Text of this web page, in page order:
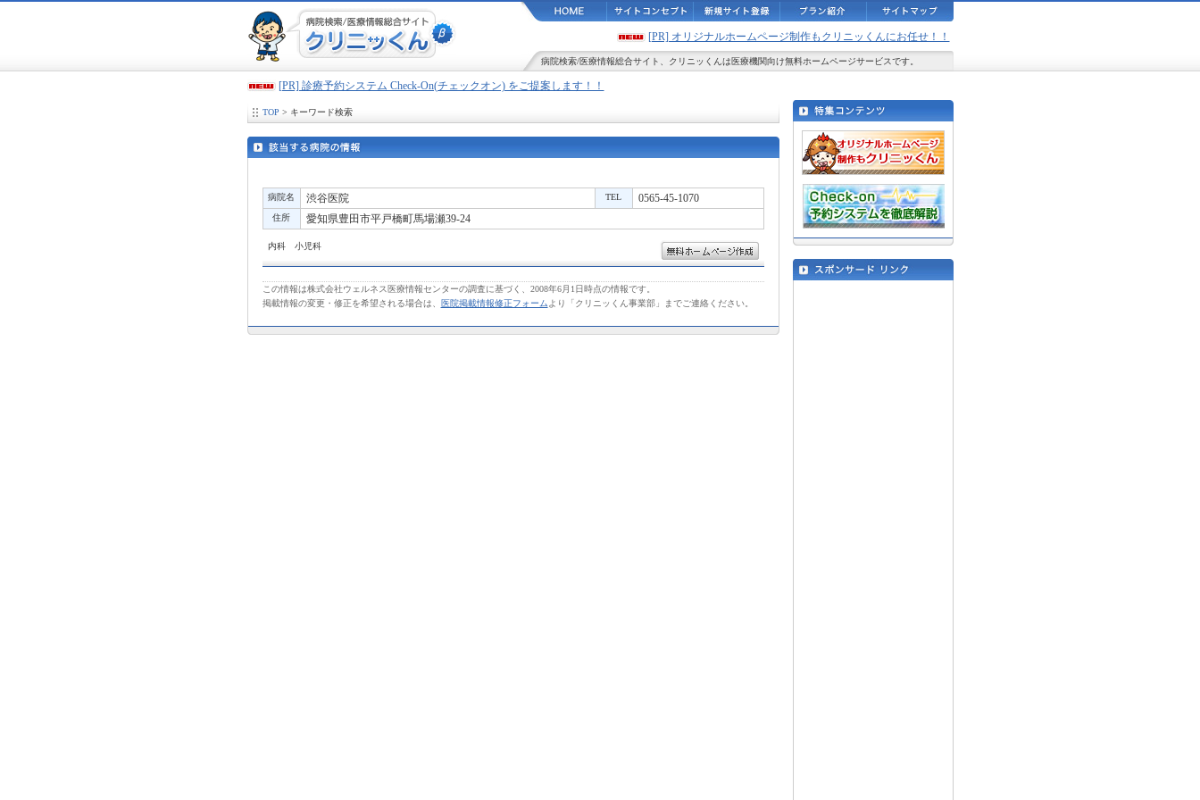
[PR] オリジナルホームページ制作もクリニッくんにお任せ！！
病院検索/医療情報総合サイト、 クリニッくん は医療機関向け無料ホームページサービスです。
[PR] 診療予約システム Check-On(チェックオン) をご提案します！！
TOP > キーワード検索
病院名 渋谷医院 TEL 0565-45-1070
住所 愛知県豊田市平戸橋町馬場瀬39-24
内科 小児科
この情報は株式会社ウェルネス医療情報センターの調査に基づく、2008年6月1日時点の情報です。
掲載情報の変更・修正を希望される場合は、
医院掲載情報修正フォーム より「クリニッくん事業部」までご連絡ください。